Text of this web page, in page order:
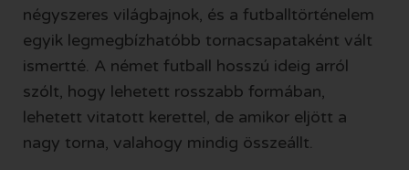
négyszeres világbajnok, és a futballtörténelem
egyik legmegbízhatóbb tornacsapataként vált
ismertté. A német futball hosszú ideig arról
szólt, hogy lehetett rosszabb formában,
lehetett vitatott kerettel, de amikor eljött a
nagy torna, valahogy mindig összeállt.